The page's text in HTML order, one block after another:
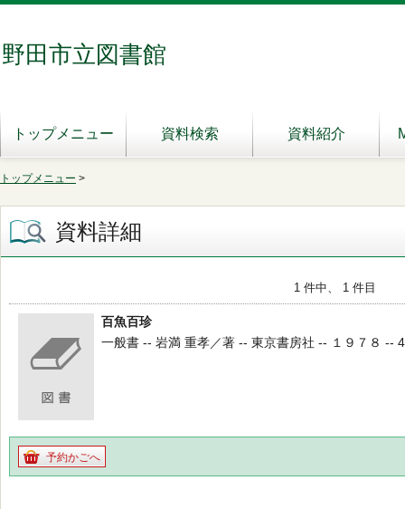
野田市立図書館
トップメニュー 資料検索 資料紹介
トップメニュー >
資料詳細
1 件中、 1 件目
百魚百珍
一般書 -- 岩満 重孝／著 -- 東京書房社 -- １９７８ --
予約かごへ